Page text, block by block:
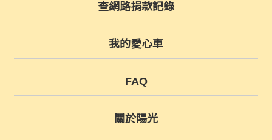
查網路捐款記錄
我的愛心車
FAQ
關於陽光